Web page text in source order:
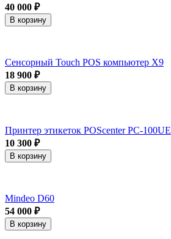
40 000 ₽
В корзину
Сенсорный Touch POS компьютер X9
18 900 ₽
В корзину
Принтер этикеток POScenter PC-100UE
10 300 ₽
В корзину
Mindeo D60
54 000 ₽
В корзину